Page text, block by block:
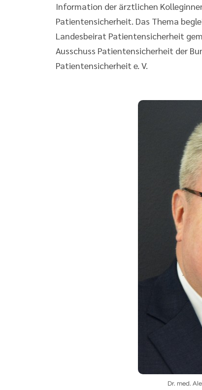
Information der ärztlichen
Patientensicherheit. Das Thema
Landesbeirat Patientensicherheit
Ausschuss Patientensicherheit der
Patientensicherheit e. V.
Dr. med.